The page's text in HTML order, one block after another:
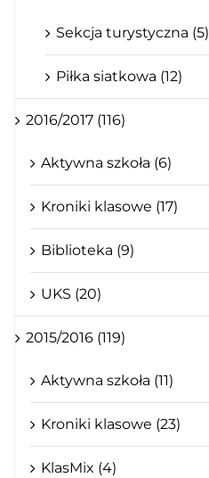
Sekcja turystyczna (5)
Piłka siatkowa (12)
2016/2017 (116)
Aktywna szkoła (6)
Kroniki klasowe (17)
Biblioteka (9)
UKS (20)
2015/2016 (119)
Aktywna szkoła (11)
Kroniki klasowe (23)
KlasMix (4)